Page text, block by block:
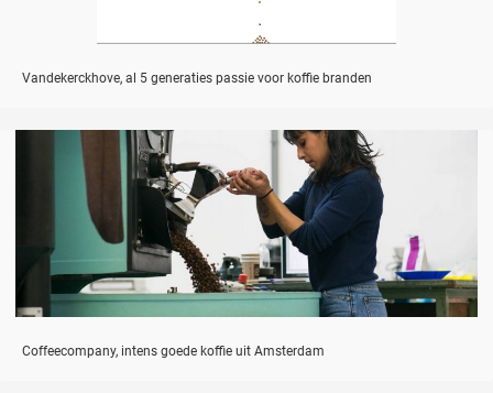
Vandekerckhove, al 5 generaties passie voor koffie branden
Coffeecompany, intens goede koffie uit Amsterdam